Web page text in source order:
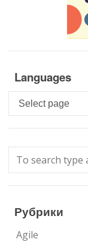
Languages
Languages
Рубрики
Agile